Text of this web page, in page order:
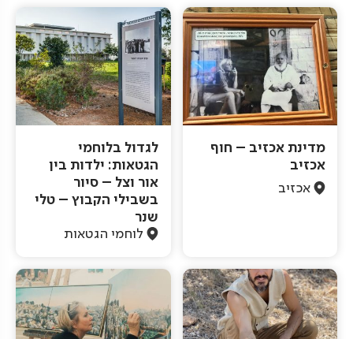
מדינת אכזיב – חוף
אכזיב
אכזיב
לגדול בלוחמי
הגטאות: ילדות בין
אור וצל – סיור
בשבילי הקבוץ – טלי
שנר
לוחמי הגטאות